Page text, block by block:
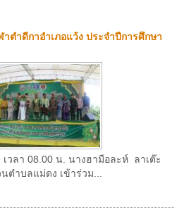
ตำดีกาอำเภอแว้ง ประจำปีการศึกษา
วลา 08.00 น. นางฮามือละห์ ลาเต๊ะ
ตำบลแม่ดง เข้าร่วม...